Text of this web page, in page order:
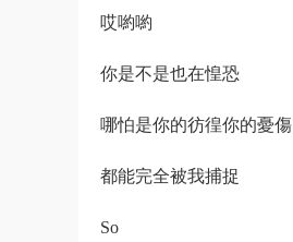
哎喲喲
你是不是也在惶恐
哪怕是你的彷徨你的憂傷
都能完全被我捕捉
So